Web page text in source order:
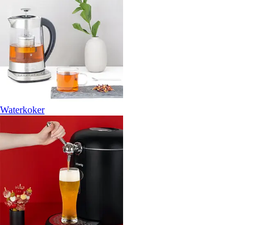
Waterkoker